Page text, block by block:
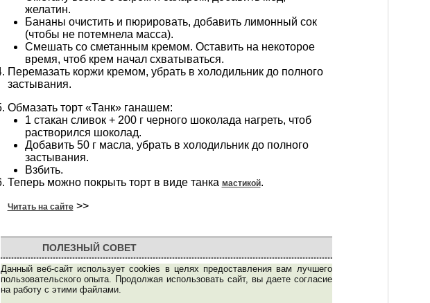
желатин.
Бананы очистить и пюрировать, добавить лимонный сок
(чтобы не потемнела масса).
Смешать со сметанным кремом. Оставить на некоторое
время, чтоб крем начал схватываться.
Перемазать коржи кремом, убрать в холодильник до полного
застывания.
Обмазать торт «Танк» ганашем:
1 стакан сливок + 200 г черного шоколада нагреть, чтоб
растворился шоколад.
Добавить 50 г масла, убрать в холодильник до полного
застывания.
Взбить.
Теперь можно покрыть торт в виде танка мастикой.
Читать на сайте>>
ПОЛЕЗНЫЙ СОВЕТ
Данный веб-сайт использует cookies в целях предоставления вам лучшего
пользовательского опыта. Продолжая использовать сайт, вы даете согласие
на работу с этими файлами.